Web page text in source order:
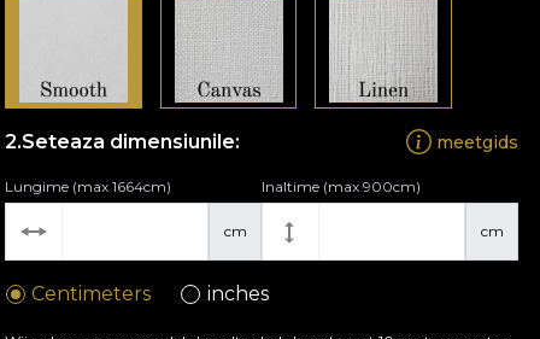
Seteaza dimensiunile: meetgids
cm
Lungime (max 1664cm)
cm
Inaltime (max 900cm)
Centimeters inches